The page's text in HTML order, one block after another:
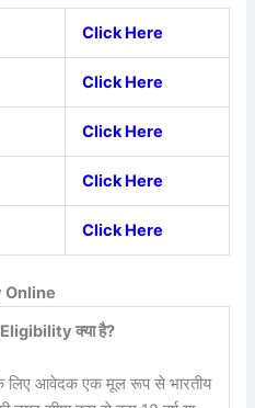
Click Here
Click Here
Click Here
Click Here
Click Here
Online
क्या है?
लिए आवेदक एक मूल रूप से भारतीय